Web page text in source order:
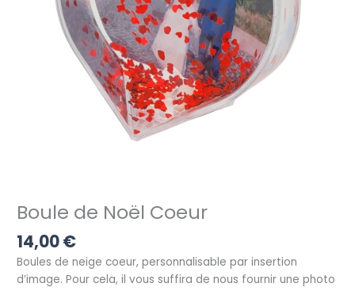
Boule de Noël Coeur
14,00€
Boules de neige coeur, personnalisable parinsertion
d’image. Pour cela, il vous suffira de nous fournir une photo